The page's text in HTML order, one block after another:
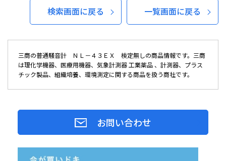
検索画面に戻る 一覧画面に戻る
三商の普通騒音計 ＮＬ－４３ＥＸ 検定無しの商品情報です。三商
は理化学機器、医療用機器、気象計測器 工業薬品 、計測器、プラス
チック製品、組織培養、環境測定に関する商品を扱う商社です。
お問い合わせ